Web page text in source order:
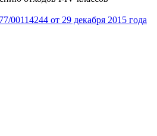
00114244 от 29 декабря 2015 года